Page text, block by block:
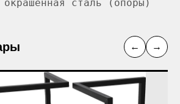
сталь (опоры)
← →